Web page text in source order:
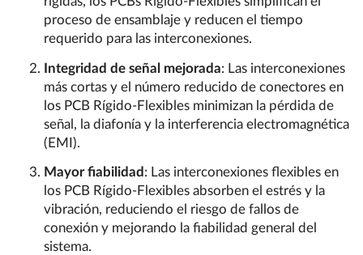
proceso de ensamblaje y reducen el tiempo
requerido para las interconexiones.
Integridad de señal mejorada: Las interconexiones
más cortas y el número reducido de conectores en
los PCB Rígido-Flexibles minimizan la pérdida de
señal, la diafonía y la interferencia electromagnética
(EMI).
Mayor fiabilidad : Las interconexiones flexibles en
los PCB Rígido-Flexibles absorben el estrés y la
vibración, reduciendo el riesgo de fallos de
conexión y mejorando la fiabilidad general del
sistema.